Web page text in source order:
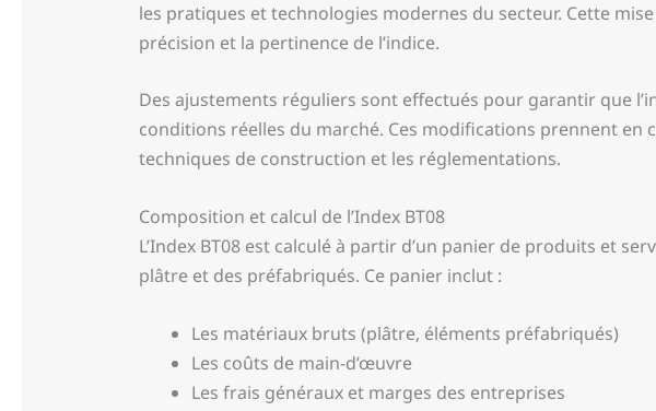
les pratiques et technologies modernes du secteur. Cette
précision et la pertinence de l’indice.
Des ajustements réguliers sont effectués pour garantir que
conditions réelles du marché. Ces modifications prennent en
techniques de construction et les réglementations.
Composition et calcul de l’Index BT08
L’Index BT08 est calculé à partir d’un panier de produits et
plâtre et des préfabriqués. Ce panier inclut :
Les matériaux bruts (plâtre, éléments préfabriqués)
Les coûts de main-d’œuvre
Les frais généraux et marges des entreprises